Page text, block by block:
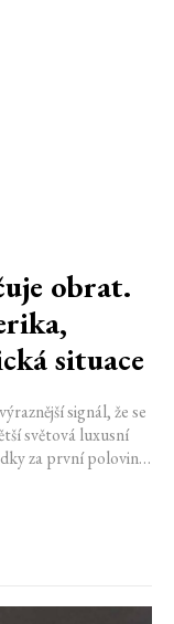
obrat.
situace
signál, že se
světová luxusní
za první polovinu
stále čelí